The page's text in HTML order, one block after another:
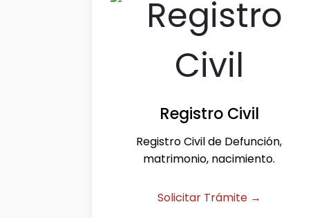
Registro Civil
Registro Civil de Defunción,
matrimonio, nacimiento.
Solicitar Trámite →